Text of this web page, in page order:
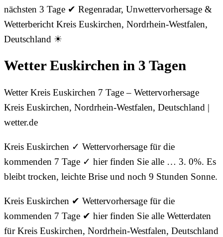
nächsten 3 Tage ✔ Regenradar, Unwettervorhersage &
Wetterbericht Kreis Euskirchen, Nordrhein-Westfalen,
Deutschland ☀
Wetter Euskirchen in 3 Tagen
Wetter Kreis Euskirchen 7 Tage – Wettervorhersage
Kreis Euskirchen, Nordrhein-Westfalen, Deutschland |
wetter.de
Kreis Euskirchen ✓ Wettervorhersage für die
kommenden 7 Tage ✓ hier finden Sie alle … 3. 0%. Es
bleibt trocken, leichte Brise und noch 9 Stunden Sonne.
Kreis Euskirchen ✔ Wettervorhersage für die
kommenden 7 Tage ✔ hier finden Sie alle Wetterdaten
für Kreis Euskirchen, Nordrhein-Westfalen, Deutschland